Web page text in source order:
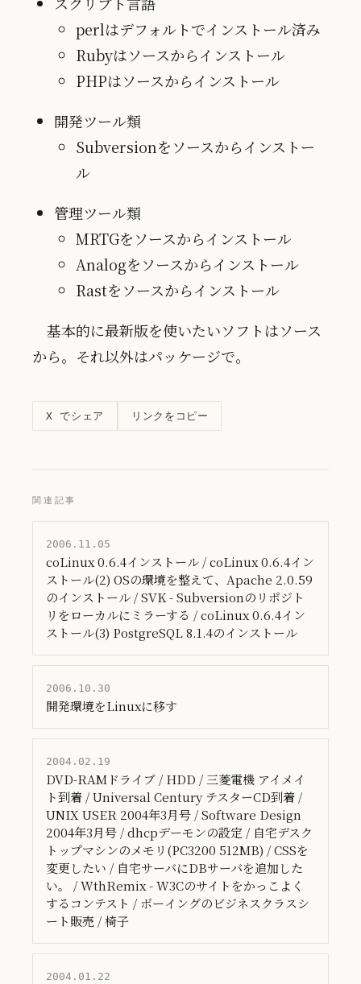
perlはデフォルトでインストール済み
Rubyはソースからインストール
PHPはソースからインストール
開発ツール類
Subversionをソースからインストー
ル
管理ツール類
MRTGをソースからインストール
Analogをソースからインストール
Rastをソースからインストール
基本的に最新版を使いたいソフトはソース
から。それ以外はパッケージで。
X でシェア リンクをコピー
関連記事
2006.11.05
coLinux 0.6.4インストール / coLinux 0.6.4イン
ストール(2) OSの環境を整えて、Apache 2.0.59
のインストール / SVK - Subversionのリポジト
リをローカルにミラーする / coLinux 0.6.4イン
ストール(3) PostgreSQL 8.1.4のインストール
2006.10.30
開発環境をLinuxに移す
2004.02.19
DVD-RAMドライブ / HDD / 三菱電機 アイメイ
ト到着 / Universal Century テスターCD到着 /
UNIX USER 2004年3月号 / Software Design
2004年3月号 / dhcpデーモンの設定 / 自宅デスク
トップマシンのメモリ(PC3200 512MB) / CSSを
変更したい / 自宅サーバにDBサーバを追加した
い。 / WthRemix - W3Cのサイトをかっこよく
するコンテスト / ボーイングのビジネスクラスシ
ート販売 / 椅子
2004.01.22